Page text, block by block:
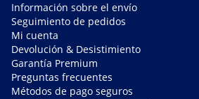
Información sobre el envío
Seguimiento de pedidos
Mi cuenta
Devolución & Desistimiento
Garantía Premium
Preguntas frecuentes
Métodos de pago seguros